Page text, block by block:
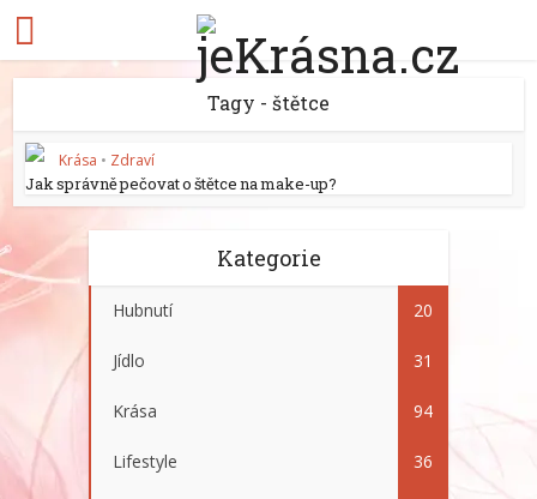
Tagy - štětce
Krása • Zdraví
Jak správně pečovat o štětce na make-up?
Kategorie
Hubnutí 20
Jídlo 31
Krása 94
Lifestyle 36